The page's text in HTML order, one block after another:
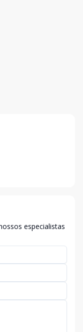
especialistas